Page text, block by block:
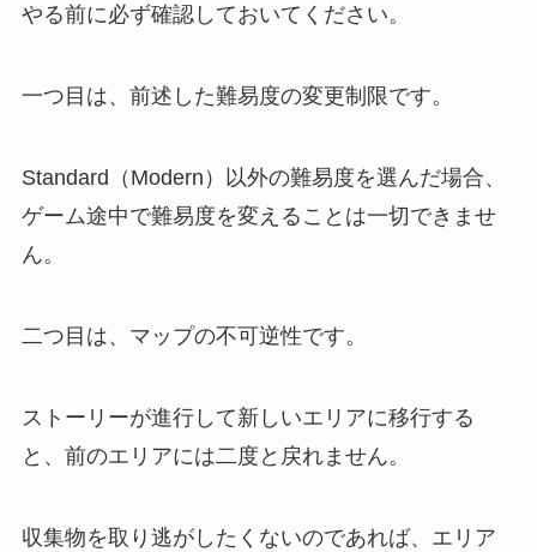
やる前に必ず確認しておいてください。
一つ目は、前述した難易度の変更制限です。
Standard（Modern）以外の難易度を選んだ場合、
ゲーム途中で難易度を変えることは一切できませ
ん。
二つ目は、マップの不可逆性です。
ストーリーが進行して新しいエリアに移行する
と、前のエリアには二度と戻れません。
収集物を取り逃がしたくないのであれば、エリア